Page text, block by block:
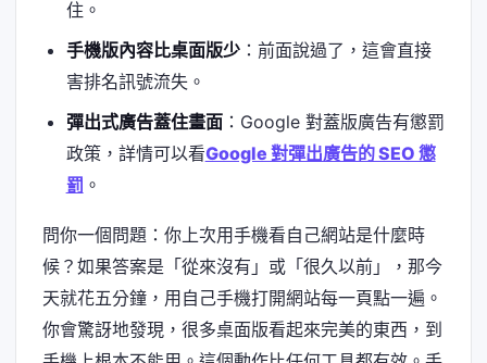
住。
手機版內容比桌面版少：前面說過了，這會直接
害排名訊號流失。
彈出式廣告蓋住畫面：Google 對蓋版廣告有懲罰
政策，詳情可以看Google 對彈出廣告的 SEO 懲
罰 。
問你一個問題：你上次用手機看自己網站是什麼時
候？如果答案是「從來沒有」或「很久以前」，那今
天就花五分鐘，用自己手機打開網站每一頁點一遍。
你會驚訝地發現，很多桌面版看起來完美的東西，到